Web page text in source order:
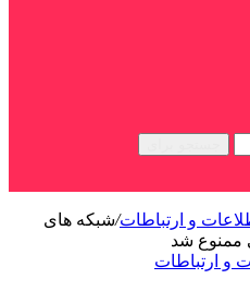
و ارتباطات/شبکه های
ممنوع شد
و ارتباطات